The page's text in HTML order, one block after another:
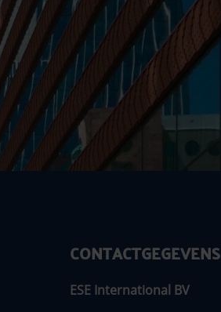
CONTACTGEGEVENS
ESE International BV